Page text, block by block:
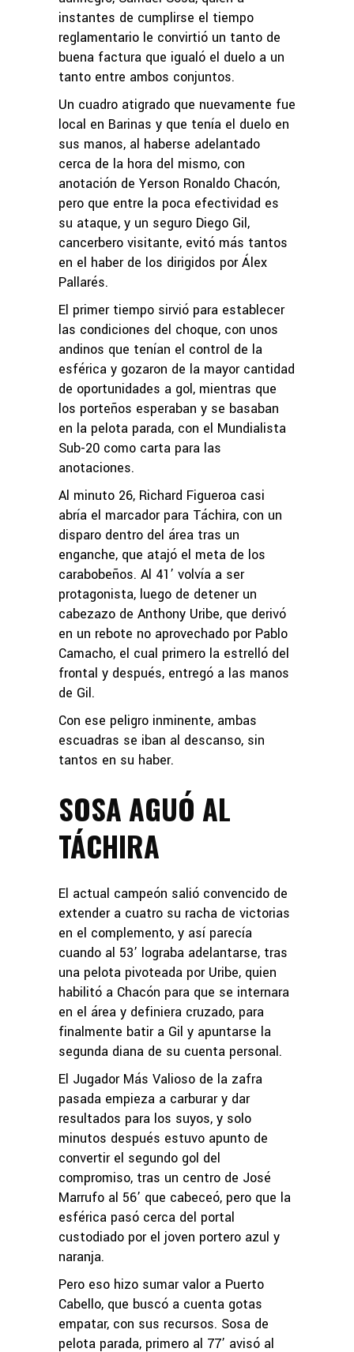
instantes de cumplirse el tiempo
reglamentario le convirtió un tanto de
buena factura que igualó el duelo a un
tanto entre ambos conjuntos.
Un cuadro atigrado que nuevamente fue
local en Barinas y que tenía el duelo en
sus manos, al haberse adelantado
cerca de la hora del mismo, con
anotación de Yerson Ronaldo Chacón,
pero que entre la poca efectividad es
su ataque, y un seguro Diego Gil,
cancerbero visitante, evitó más tantos
en el haber de los dirigidos por Álex
Pallarés.
El primer tiempo sirvió para establecer
las condiciones del choque, con unos
andinos que tenían el control de la
esférica y gozaron de la mayor cantidad
de oportunidades a gol, mientras que
los porteños esperaban y se basaban
en la pelota parada, con el Mundialista
Sub-20 como carta para las
anotaciones.
Al minuto 26, Richard Figueroa casi
abría el marcador para Táchira, con un
disparo dentro del área tras un
enganche, que atajó el meta de los
carabobeños. Al 41’ volvía a ser
protagonista, luego de detener un
cabezazo de Anthony Uribe, que derivó
en un rebote no aprovechado por Pablo
Camacho, el cual primero la estrelló del
frontal y después, entregó a las manos
de Gil.
Con ese peligro inminente, ambas
escuadras se iban al descanso, sin
tantos en su haber.
SOSA AGUÓ AL
TÁCHIRA
El actual campeón salió convencido de
extender a cuatro su racha de victorias
en el complemento, y así parecía
cuando al 53’ lograba adelantarse, tras
una pelota pivoteada por Uribe, quien
habilitó a Chacón para que se internara
en el área y definiera cruzado, para
finalmente batir a Gil y apuntarse la
segunda diana de su cuenta personal.
El Jugador Más Valioso de la zafra
pasada empieza a carburar y dar
resultados para los suyos, y solo
minutos después estuvo apunto de
convertir el segundo gol del
compromiso, tras un centro de José
Marrufo al 56’ que cabeceó, pero que la
esférica pasó cerca del portal
custodiado por el joven portero azul y
naranja.
Pero eso hizo sumar valor a Puerto
Cabello, que buscó a cuenta gotas
empatar, con sus recursos. Sosa de
pelota parada, primero al 77’ avisó al